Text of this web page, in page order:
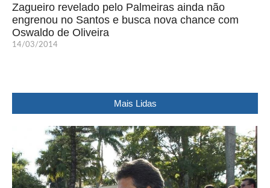
Zagueiro revelado pelo Palmeiras ainda não
engrenou no Santos e busca nova chance com
Oswaldo de Oliveira
14/03/2014
Mais Lidas